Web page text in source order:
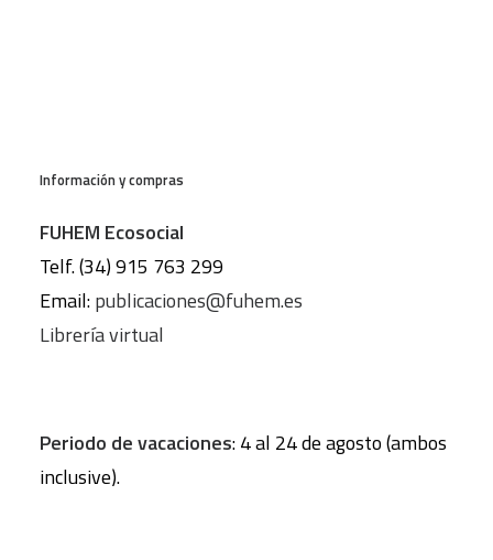
Información y compras
FUHEM Ecosocial
Telf. (34) 915 763 299
Email:publicaciones@fuhem.es
Librería virtual
Periodo de vacaciones: 4 al 24 de agosto (ambos
inclusive).